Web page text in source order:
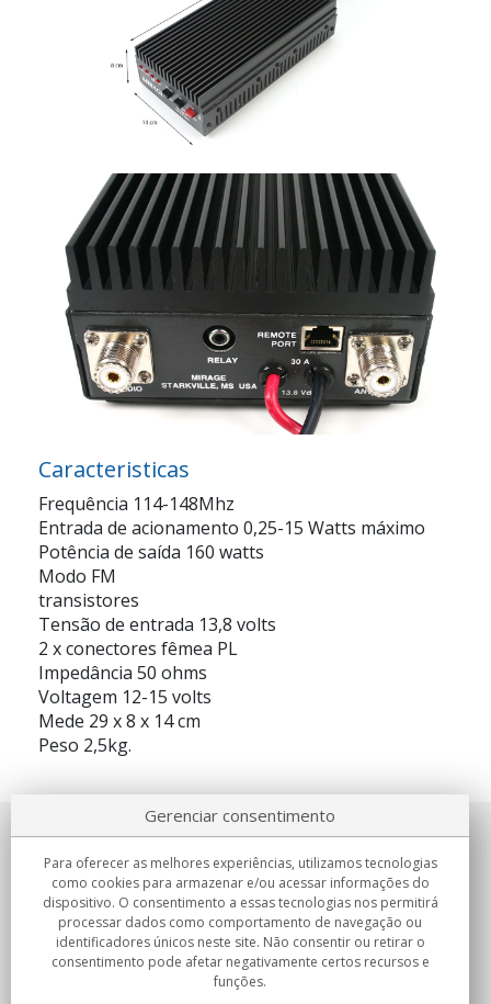
Caracteristicas
Frequência 114-148Mhz
Entrada de acionamento 0,25-15 Watts máximo
Potência de saída 160 watts
Modo FM
transistores
Tensão de entrada 13,8 volts
2 x conectores fêmea PL
Impedância 50 ohms
Voltagem 12-15 volts
Mede 29 x 8 x 14 cm
Peso 2,5kg.
Sobre nosotros
Compromissos
Compras
Gerenciar consentimento
Para oferecer as melhores experiências, utilizamos tecnologias
como cookies para armazenar e/ou acessar informações do
dispositivo. O consentimento a essas tecnologias nos permitirá
processar dados como comportamento de navegação ou
identificadores únicos neste site. Não consentir ou retirar o
consentimento pode afetar negativamente certos recursos e
funções.